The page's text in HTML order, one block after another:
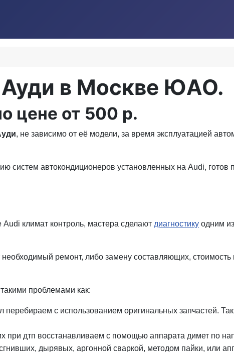
Ауди в Москве ЮАО.
цене от 500 р.
, не зависимо от её модели, за время эксплуатацией
систем автокондиционеров установленных на Audi, готов
климат контроль, мастера сделают диагностику одним
ремонт, либо замену составляющих, стоимость
проблемами как:
перебираем с использованием оригинальных запчастей.
при дтп восстанавливаем с помощью аппарата димет по
дырявых, аргонной сваркой, методом пайки, или